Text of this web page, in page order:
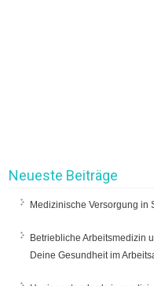
Neueste Beiträge
Medizinische Versorgung in
Betriebliche Arbeitsmedizin
Deine Gesundheit im